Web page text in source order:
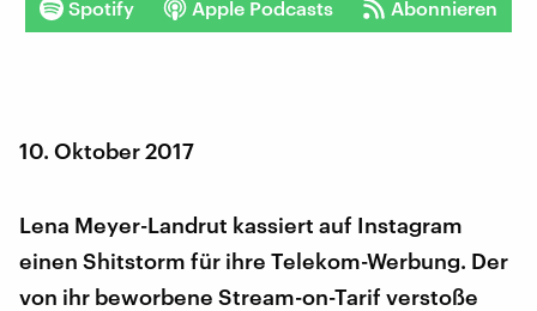
Spotify Apple Podcasts Abonnieren
10. Oktober 2017
Lena Meyer-Landrut kassiert auf Instagram
einen Shitstorm für ihre Telekom-Werbung. Der
von ihr beworbene Stream-on-Tarif verstoße